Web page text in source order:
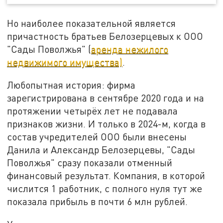
Но наиболее показательной является
причастность братьев Белозерцевых к ООО
"Сады Поволжья" (аренда нежилого
недвижимого имущества).
Любопытная история: фирма
зарегистрирована в сентябре 2020 года и на
протяжении четырёх лет не подавала
признаков жизни. И только в 2024-м, когда в
состав учредителей ООО были внесены
Данила и Александр Белозерцевы, "Сады
Поволжья" сразу показали отменный
финансовый результат. Компания, в которой
числится 1 работник, с полного нуля тут же
показала прибыль в почти 6 млн рублей.